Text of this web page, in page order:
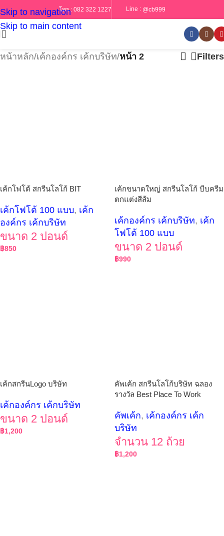
Skip to navigation
Skip to main content
โทร : 082 322 1227 Line : @cb999
หน้าหลัก/เค้กองค์กร เค้กบริษัท/หน้า 2 Filters
เค้กโฟโต้ สกรีนโลโก้ BIT
เค้กโฟโต้ 100 แบบ, เค้ก
องค์กร เค้กบริษัท
ขนาด 2 ปอนด์
฿850
เค้กขนาดใหญ่ สกรีนโลโก้ บีบครีม
ตกแต่งสีส้ม
เค้กองค์กร เค้กบริษัท, เค้ก
โฟโต้ 100 แบบ
ขนาด 2 ปอนด์
฿990
เค้กสกรีนLogo บริษัท
เค้กองค์กร เค้กบริษัท
ขนาด 2 ปอนด์
฿1,200
คัพเค้ก สกรีนโลโก้บริษัท ฉลอง
รางวัล Best Place To Work
คัพเค้ก, เค้กองค์กร เค้ก
บริษัท
จำนวน 12 ถ้วย
฿1,200